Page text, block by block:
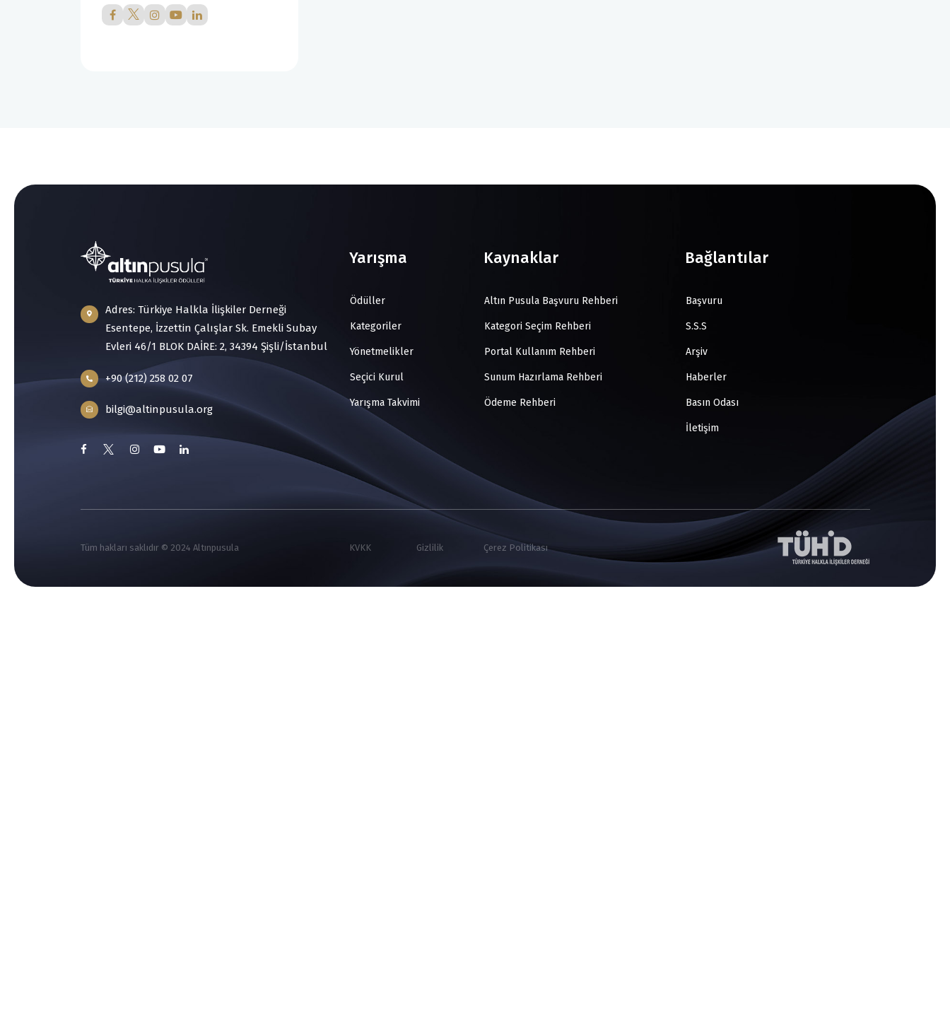
Adres: Türkiye Halkla İlişkiler Derneği
Esentepe, İzzettin Çalışlar Sk. Emekli Subay
Evleri 46/1 BLOK DAİRE: 2, 34394 Şişli/İstanbul
+90 (212) 258 02 07
bilgi@altinpusula.org
Yarışma
Ödüller
Kategoriler
Yönetmelikler
Seçici Kurul
Yarışma Takvimi
Kaynaklar
Altın Pusula Başvuru Rehberi
Kategori Seçim Rehberi
Portal Kullanım Rehberi
Sunum Hazırlama Rehberi
Ödeme Rehberi
Bağlantılar
Başvuru
S.S.S
Arşiv
Haberler
Basın Odası
İletişim
Tüm hakları saklıdır © 2024 Altınpusula KVKK Gizlilik Çerez Politikası